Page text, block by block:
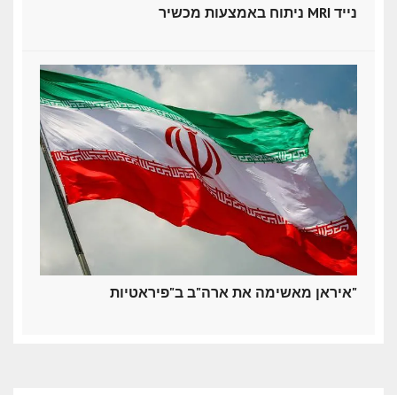
ניתוח באמצעות מכשיר MRI נייד
איראן מאשימה את ארה"ב ב"פיראטיות"